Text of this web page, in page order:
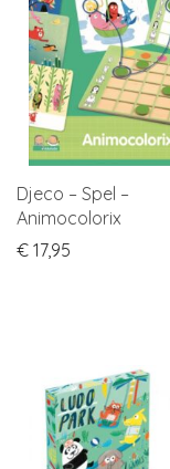
Djeco – Spel –
Animocolorix
€ 17,95